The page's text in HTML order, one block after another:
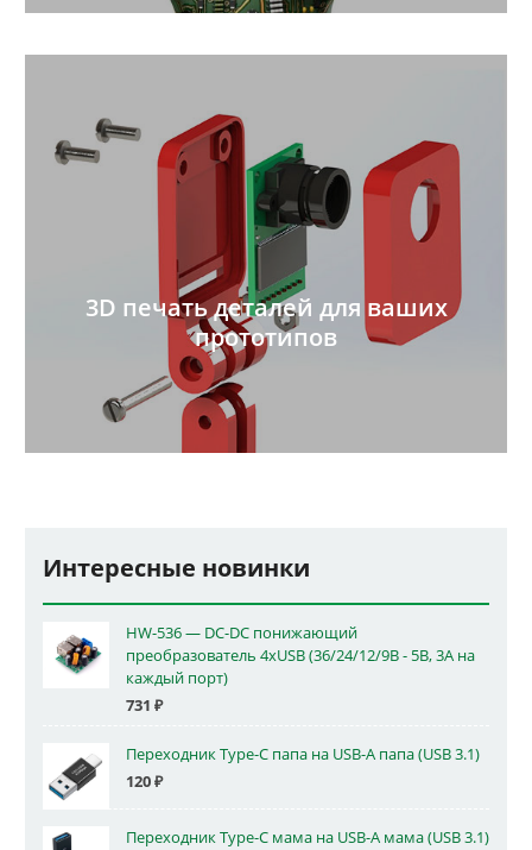
3D печать деталей для ваших
прототипов
Интересные новинки
HW-536 — DC-DC понижающий
преобразователь 4xUSB (36/24/12/9В - 5В, 3А на
каждый порт)
731 ₽
Переходник Type-C папа на USB-A папа (USB 3.1)
120₽
Переходник Type-C мама на USB-A мама (USB 3.1)